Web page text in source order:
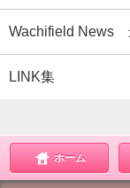
Wachifield News
LINK集
ホーム